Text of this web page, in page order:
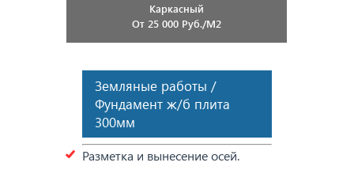
Каркасный
От 25 000 Руб./м2
Земляные работы /
Фундамент ж/б плита
300мм
Разметка и вынесение осей.